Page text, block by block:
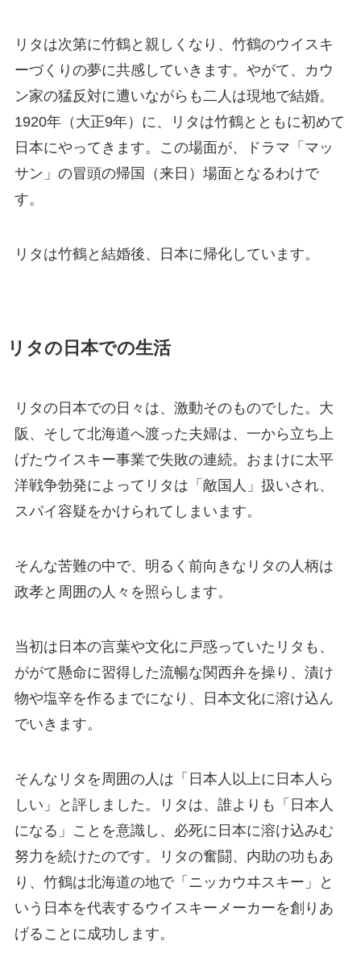
リタは次第に竹鶴と親しくなり、竹鶴のウイスキ
ーづくりの夢に共感していきます。やがて、カウ
ン家の猛反対に遭いながらも二人は現地で結婚。
1920年（大正9年）に、リタは竹鶴とともに初めて
日本にやってきます。この場面が、ドラマ「マッ
サン」の冒頭の帰国（来日）場面となるわけで
す。
リタは竹鶴と結婚後、日本に帰化しています。
リタの日本での生活
リタの日本での日々は、激動そのものでした。大
阪、そして北海道へ渡った夫婦は、一から立ち上
げたウイスキー事業で失敗の連続。おまけに太平
洋戦争勃発によってリタは「敵国人」扱いされ、
スパイ容疑をかけられてしまいます。
そんな苦難の中で、明るく前向きなリタの人柄は
政孝と周囲の人々を照らします。
当初は日本の言葉や文化に戸惑っていたリタも、
ががて懸命に習得した流暢な関西弁を操り、漬け
物や塩辛を作るまでになり、日本文化に溶け込ん
でいきます。
そんなリタを周囲の人は「日本人以上に日本人ら
しい」と評しました。リタは、誰よりも「日本人
になる」ことを意識し、必死に日本に溶け込みむ
努力を続けたのです。リタの奮闘、内助の功もあ
り、竹鶴は北海道の地で「ニッカウヰスキー」と
いう日本を代表するウイスキーメーカーを創りあ
げることに成功します。